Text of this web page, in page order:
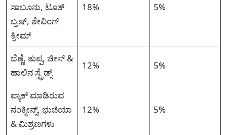
ಸಾಬೂನು, ಟೂತ್
ಬ್ರಷ್, ಶೇವಿಂಗ್
ಕ್ರೀಮ್
18% 5%
ಬೆಣ್ಣೆ, ತುಪ್ಪ, ಚೀಸ್ &
ಹಾಲಿನ ಸ್ಪ್ರೆಡ್ಸ್
12% 5%
ಪ್ಯಾಕ್ ಮಾಡಿರುವ
ನಂಕ್ಮೀನ್ಸ್, ಭುಜಿಯಾ
& ಮಿಶ್ರಣಗಳು
12% 5%